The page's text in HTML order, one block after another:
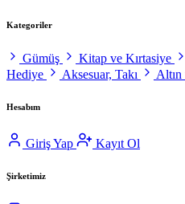
Kategoriler
Gümüş Kitap ve Kırtasiye
Hediye
Aksesuar, Takı
Hesabım
Giriş Yap Kayıt Ol
Şirketimiz